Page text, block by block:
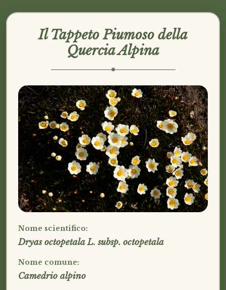
Il Tappeto Piumoso della
Quercia Alpina
Nome scientifico:
Dryas octopetala L. subsp. octopetala
Nome comune:
Camedrio alpino